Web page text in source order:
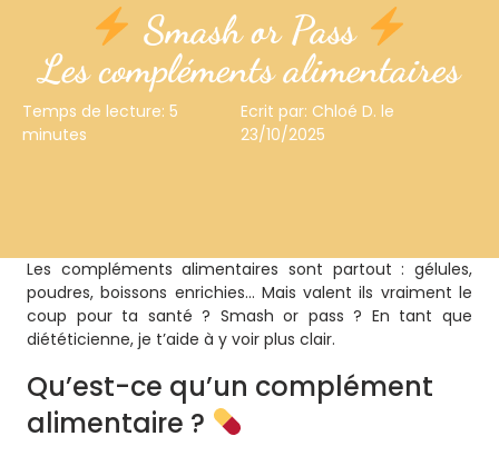
Smash or Pass
Les compléments alimentaires
Temps de lecture: 5
minutes
Ecrit par: Chloé D. le
23/10/2025
Les compléments alimentaires sont partout : gélules,
poudres, boissons enrichies… Mais valent ils vraiment le
coup pour ta santé ? Smash or pass ? En tant que
diététicienne, je t’aide à y voir plus clair.
Qu’est-ce qu’un complément
alimentaire ?